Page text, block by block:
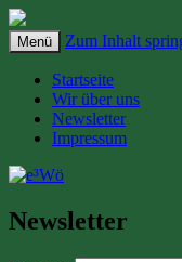
e³Wö
Energien in
Menü Zum Inhalt
Startseite
Wir über uns
Newsletter
Impressum
Newsletter